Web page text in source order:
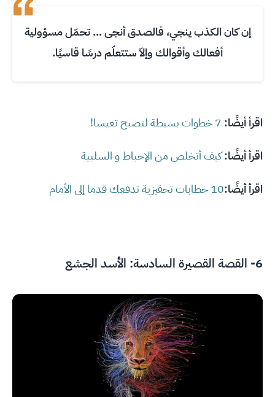
إن كان الكذب ينجي، فالصدق أنجى ... تحمّل مسؤولية
أفعالك وأقوالك وإلاّ ستتعلّم درسًا قاسيًا.
اقرأ أيضًا: 7 خطوات بسيطة لتصبح تعيسا!
اقرأ أيضًا:كيف أتخلص من الإحباط و السلبية
اقرأ أيضًا:10 خطابات تحفيزية تدفعك قدما إلى الأمام
6- القصة القصيرة السادسة: الأسد الجشع